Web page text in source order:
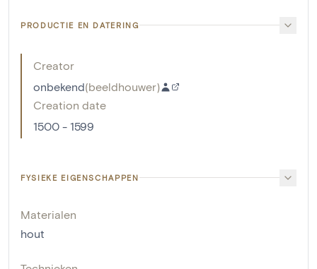
PRODUCTIE EN DATERING
Creator
onbekend(beeldhouwer)
Creation date
1500 - 1599
FYSIEKE EIGENSCHAPPEN
Materialen
hout